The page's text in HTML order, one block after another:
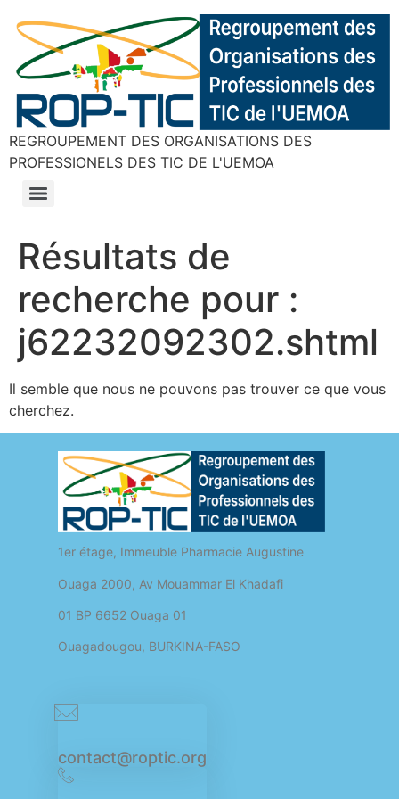
REGROUPEMENT DES ORGANISATIONS DES
PROFESSIONELS DES TIC DE L'UEMOA
Résultats de
recherche pour :
j62232092302.shtml
Il semble que nous ne pouvons pas trouver ce que vous
cherchez.
1er étage, Immeuble Pharmacie Augustine
Ouaga 2000, Av Mouammar El Khadafi
01 BP 6652 Ouaga 01
Ouagadougou, BURKINA-FASO
contact@roptic.org